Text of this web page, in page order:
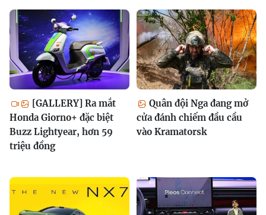
[GALLERY] Ra mắt
Honda Giorno+ đặc biệt
Buzz Lightyear, hơn 59
triệu đồng
Quân đội Nga đang mở
cửa đánh chiếm đầu cầu
vào Kramatorsk